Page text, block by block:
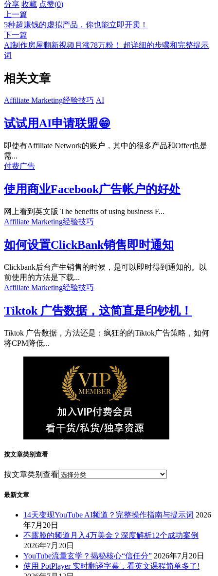
分享 收藏 点赞(0)
上一篇
5种超赚钱的虚拟产品，你也能立即开卖！
下一篇
AI制作房屋翻新视频月涨78万粉！ 超详细的步骤和完整提示
词
相关文章
Affiliate Marketing经验技巧 AI
试试用AI申请联盟😁
即使有Affiliate Network的账户，其中的很多产品和Offer也是
需...
付费广告
使用商业Facebook广告帐户的好处
网上看到英文版 The benefits of using business F...
Affiliate Marketing经验技巧
如何设置ClickBank销售即时通知
Clickbank后台产生销售的时候，是可以即时得到通知的。以
前使用的方法是下载...
Affiliate Marketing经验技巧
Tiktok 广告数据，这简直是印钞机！
Tiktok 广告数据，方法还是：疯狂的的Tiktok广告策略，如何
将CPM降低...
按文章类别查看
按文章类别查看
最新文章
14天变现YouTube AI频道？完整操作指南与提示词 2026
年7月20日
不露脸的频道月入4万美金？深度解析12个成功案例
2026年7月20日
YouTube流量玄学？揭秘核心“信任分” 2026年7月20日
使用 PotPlayer 实时翻译字幕，看英文课程简单多了!